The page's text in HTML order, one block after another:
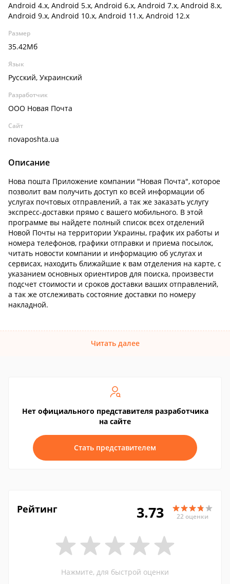
Android 4.x, Android 5.x, Android 6.x, Android 7.x, Android 8.x,
Android 9.x, Android 10.x, Android 11.x, Android 12.x
Размер
35.42Мб
Язык
Русский, Украинский
Разработчик
ООО Новая Почта
Сайт
novaposhta.ua
Описание
Нова пошта Приложение компании "Новая Почта", которое
позволит вам получить доступ ко всей информации об
услугах почтовых отправлений, а так же заказать услугу
экспресс-доставки прямо с вашего мобильного. В этой
программе вы найдете полный список всех отделений
Новой Почты на территории Украины, график их работы и
номера телефонов, графики отправки и приема посылок,
читать новости компании и информацию об услугах и
сервисах, находить ближайшие к вам отделения на карте, с
указанием основных ориентиров для поиска, произвести
подсчет стоимости и сроков доставки ваших отправлений,
а так же отслеживать состояние доставки по номеру
накладной.
Читать далее
Нет официального представителя разработчика
на сайте
Стать представителем
Рейтинг 3.73 22 оценки
Нажмите, для быстрой оценки